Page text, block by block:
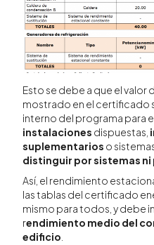
Esto se debe a que el
mostrado en el certificado
interno del programa para
instalaciones dispuestas,
suplementarios o
distinguir por sistemas
Así, el rendimiento
las tablas del certificado
mismo para todos, y debe
rendimiento medio del
edificio